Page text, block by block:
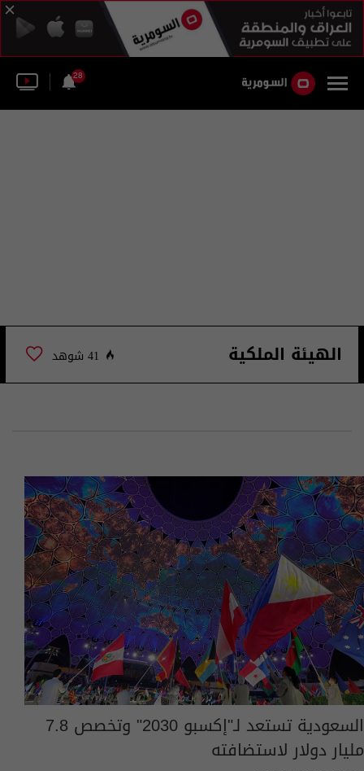
28
الهيئة الملكية 41 شوهد
السعودية تستعد لـ"إكسبو 2030" وتخصص 7.8
مليار دولار لاستضافته